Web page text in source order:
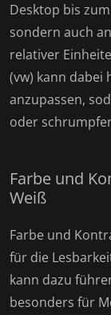
Desktop bis
sondern auch
relativer
(vw) kann dabei
anzupassen,
oder
Farbe und
Weiß
Farbe und
für die
kann dazu
besonders für